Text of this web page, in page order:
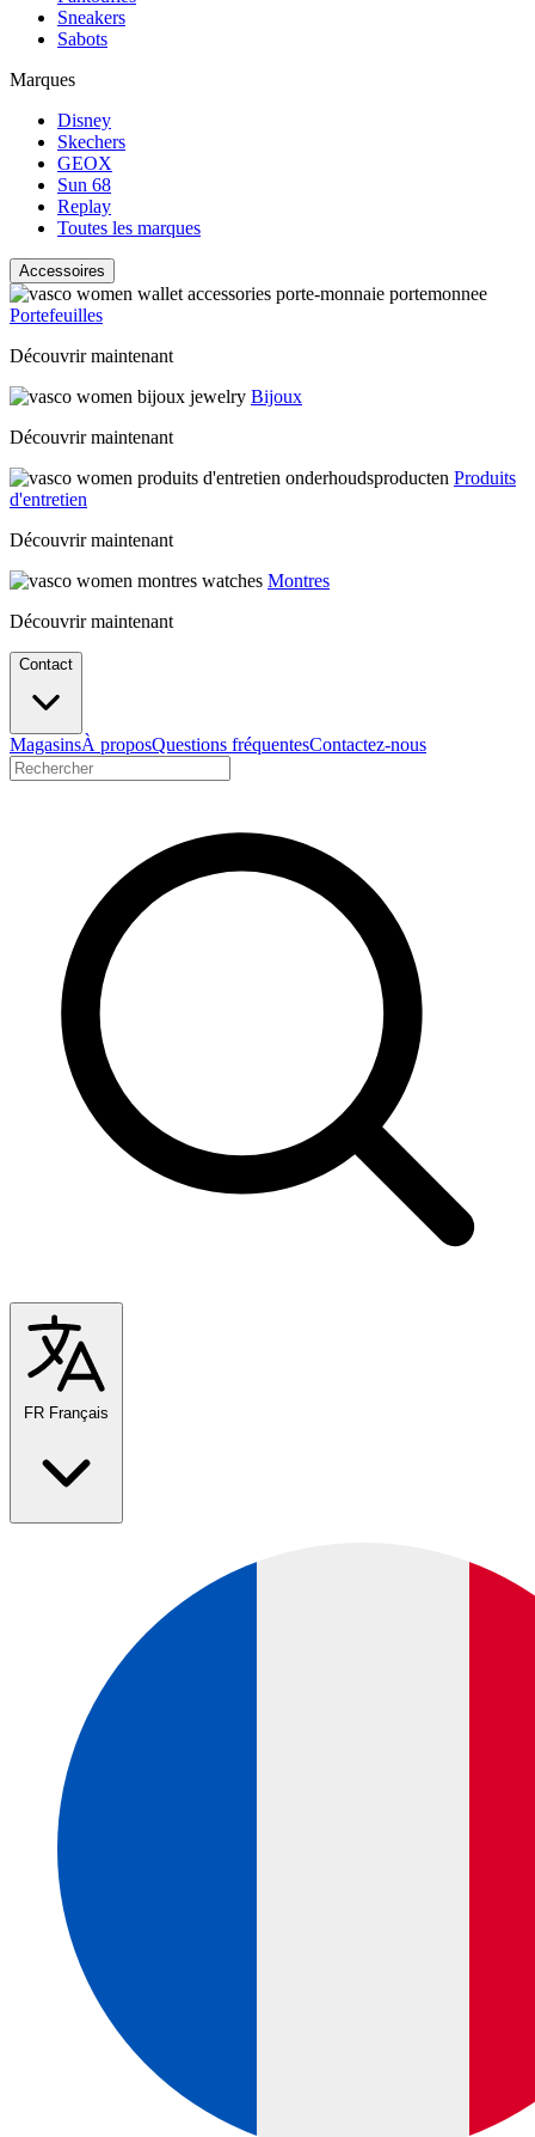
Sneakers
Sabots
Marques
Disney
Skechers
GEOX
Sun 68
Replay
Toutes les marques
Accessoires
Portefeuilles
Découvrir maintenant
Bijoux
Découvrir maintenant
Produits
d'entretien
Découvrir maintenant
Montres
Découvrir maintenant
Contact
MagasinsÀ proposQuestions fréquentesContactez-nous
FR Français